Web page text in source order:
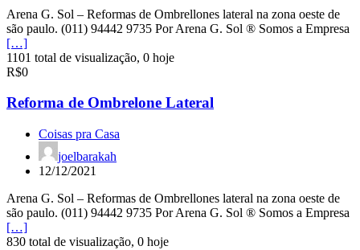
Arena G. Sol – Reformas de Ombrellones lateral na zona oeste de
são paulo. (011) 94442 9735 Por Arena G. Sol ® Somos a Empresa
[…]
1101 total de visualização, 0 hoje
R$0
Reforma de Ombrelone Lateral
Coisas pra Casa
joelbarakah
12/12/2021
Arena G. Sol – Reformas de Ombrellones lateral na zona oeste de
são paulo. (011) 94442 9735 Por Arena G. Sol ® Somos a Empresa
[…]
830 total de visualização, 0 hoje